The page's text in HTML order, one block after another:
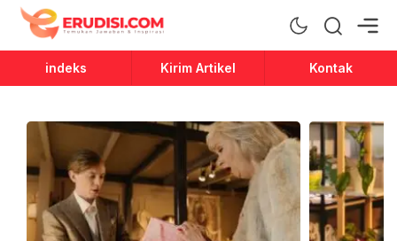
Erudisi
Temukan Jawaban dan Inspirasi
indeks Kirim Artikel Kontak